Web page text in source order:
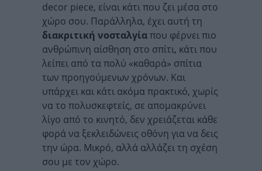
decor piece, είναι κάτι που ζει μέσα στο
χώρο σου. Παράλληλα, έχει αυτή τη
διακριτική νοσταλγίαπου φέρνει πιο
ανθρώπινη αίσθηση στο σπίτι, κάτι που
λείπει από τα πολύ «καθαρά» σπίτια
των προηγούμενων χρόνων. Και
υπάρχει και κάτι ακόμα πρακτικό, χωρίς
να το πολυσκεφτείς, σε απομακρύνει
λίγο από το κινητό, δεν χρειάζεται κάθε
φορά να ξεκλειδώνεις οθόνη για να δεις
την ώρα. Μικρό, αλλά αλλάζει τη σχέση
σου με τον χώρο.